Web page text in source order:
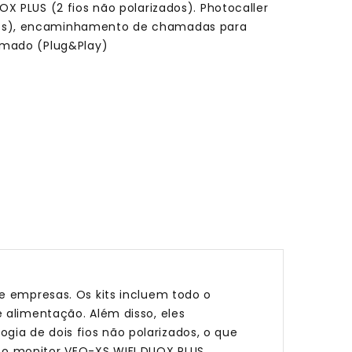
PLUS (2 fios não polarizados). Photocaller
encaminhamento de chamadas para
(Plug&Play)
empresas. Os kits incluem todo o
alimentação. Além disso, eles
de dois fios não polarizados, o que